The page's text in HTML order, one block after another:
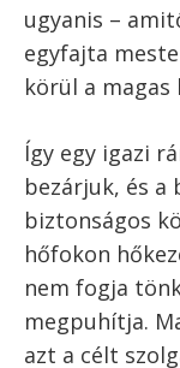
meghirdetve
de legalább
minek
A bécsi szelet
szinte
kifejezéssel.
rendben is
miért kellene
bécsi szelet, a
készül.